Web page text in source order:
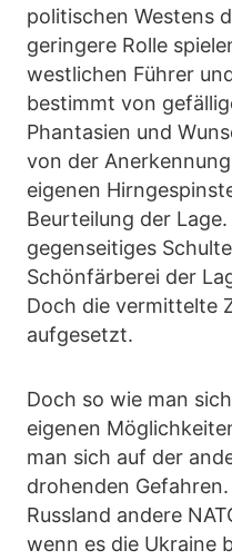
politischen Westens
geringere Rolle
westlichen Führer
bestimmt von
Phantasien und
von der
eigenen
Beurteilung der
gegenseitiges
Schönfärberei der
Doch die vermittelte
aufgesetzt.
Doch so wie man
eigenen
man sich auf der
drohenden
Russland andere
wenn es die Ukraine